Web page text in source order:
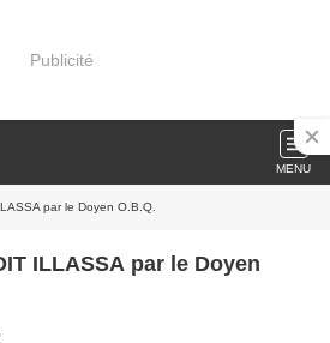
Publicité
MENU
par le Doyen O.B.Q.
ILLASSA par le Doyen